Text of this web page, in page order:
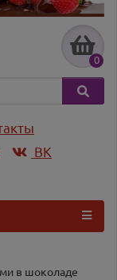
0
ВK
в шоколаде